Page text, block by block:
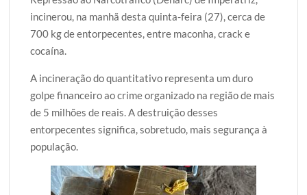
t
e
r
b
o
s
A
p
g
e
e
incinerou, na manhã desta quinta-feira (27), cerca de
700 kg de entorpecentes, entre maconha, crack e
cocaína.
A incineração do quantitativo representa um duro
golpe financeiro ao crime organizado na região de mais
de 5 milhões de reais. A destruição desses
entorpecentes significa, sobretudo, mais segurança à
população.